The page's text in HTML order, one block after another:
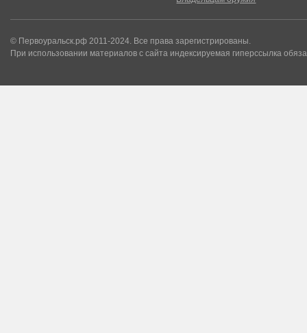
© Первоуральск.рф 2011-2024. Все права зарегистрированы.
При использовании материалов с сайта индексируемая гиперссылка